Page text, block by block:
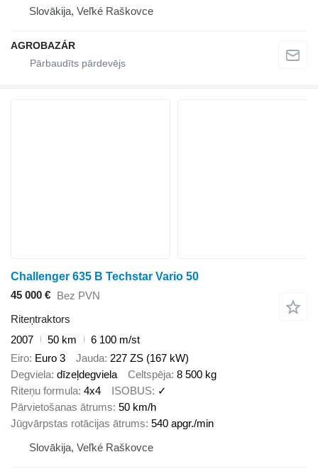
Slovākija, Veľké Raškovce
AGROBAZÁR
Challenger 635 B Techstar Vario 50
45 000 € Bez PVN
Riteņtraktors
2007
50 km
6 100 m/st
Eiro Euro 3 Jauda 227 ZS (167 kW)
Degviela dīzeļdegviela Celtspēja 8 500 kg
Riteņu formula 4x4 ISOBUS ✓
Pārvietošanas ātrums 50 km/h
Jūgvārpstas rotācijas ātrums 540 apgr./min
Slovākija, Veľké Raškovce